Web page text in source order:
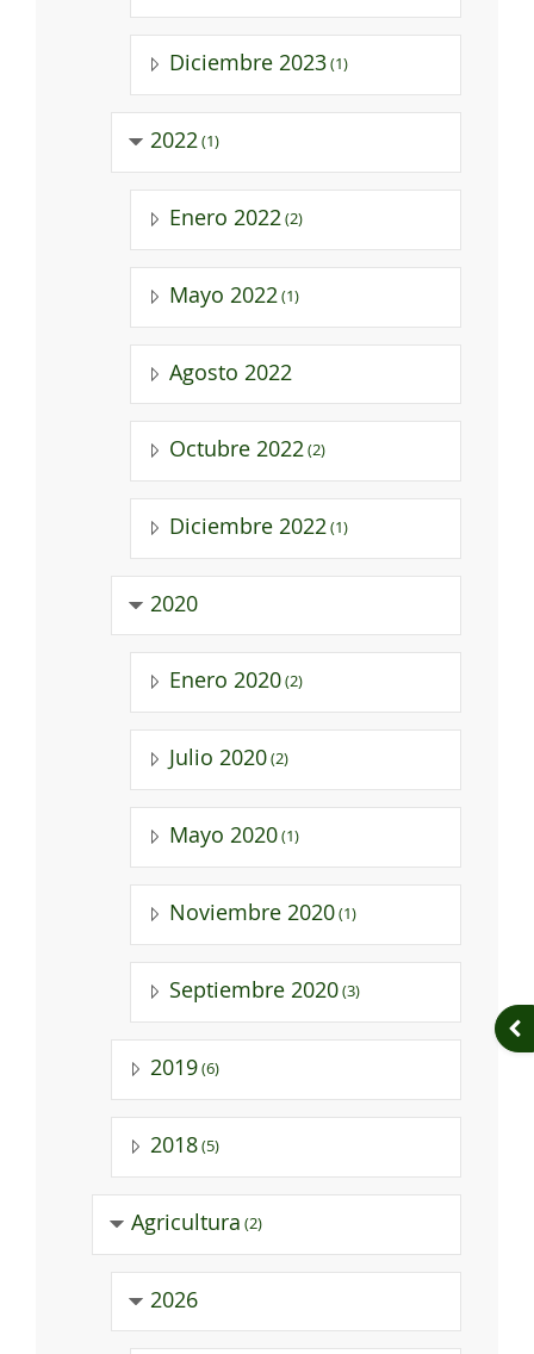
Diciembre 2023 (1)
2022 (1)
Enero 2022 (2)
Mayo 2022 (1)
Agosto 2022
Octubre 2022 (2)
Diciembre 2022 (1)
2020
Enero 2020 (2)
Julio 2020 (2)
Mayo 2020 (1)
Noviembre 2020 (1)
Septiembre 2020 (3)
2019 (6)
2018 (5)
Agricultura (2)
2026